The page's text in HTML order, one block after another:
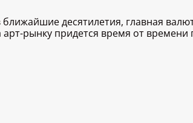
десятилетия, главная
рынку придется время от